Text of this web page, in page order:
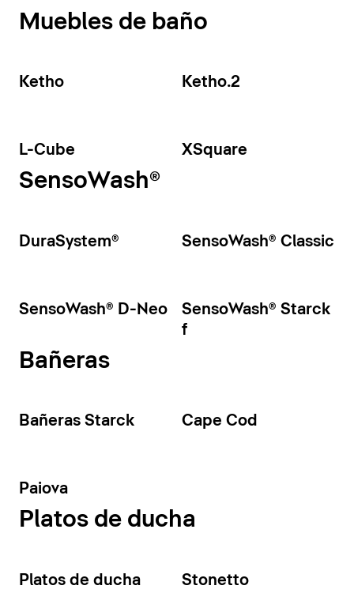
Muebles de baño
Ketho Ketho.2
L-Cube XSquare
SensoWash®
DuraSystem® SensoWash® Classic
SensoWash® D-Neo
SensoWash® Starck
f
Bañeras
Bañeras Starck Cape Cod
Paiova
Platos de ducha
Platos de ducha
Stonetto